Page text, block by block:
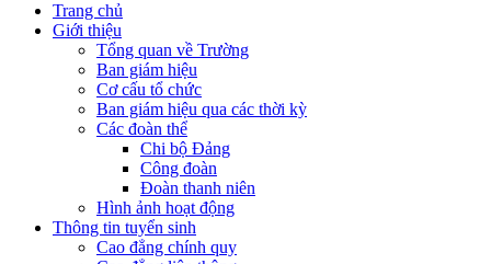
Trang chủ
Giới thiệu
Tổng quan về Trường
Ban giám hiệu
Cơ cấu tổ chức
Ban giám hiệu qua các thời kỳ
Các đoàn thể
Chi bộ Đảng
Công đoàn
Đoàn thanh niên
Hình ảnh hoạt động
Thông tin tuyển sinh
Cao đẳng chính quy